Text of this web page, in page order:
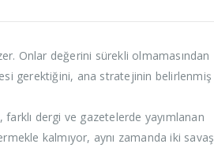
Onlar değerini sürekli olmamasından
gerektiğini, ana stratejinin belirlenmiş
farklı dergi ve gazetelerde yayımlanan
kalmıyor, aynı zamanda iki savaş